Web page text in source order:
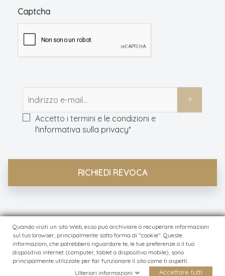
Captcha
Accetto i termini e le condizioni e
l'informativa sulla privacy*
RICHIEDI REVOCA
© Modewerk2026
Quando visiti un sito Web, esso può archiviare o recuperare informazioni
sul tuo browser, principalmente sotto forma di "cookie". Queste
informazioni, che potrebbero riguardare te, le tue preferenze o il tuo
dispositivo internet (computer, tablet o dispositivo mobile), sono
principalmente utilizzate per far funzionare il sito come ti aspetti.
Ulteriori informazioni
Accettare tutti